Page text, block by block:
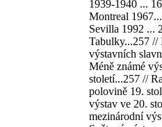
1939-1940 ...
Montreal
Sevilla 1992 ...
Tabulky...257 //
výstavních
Méně známé
století...257 //
polovině 19.
výstav ve 20.
mezinárodní